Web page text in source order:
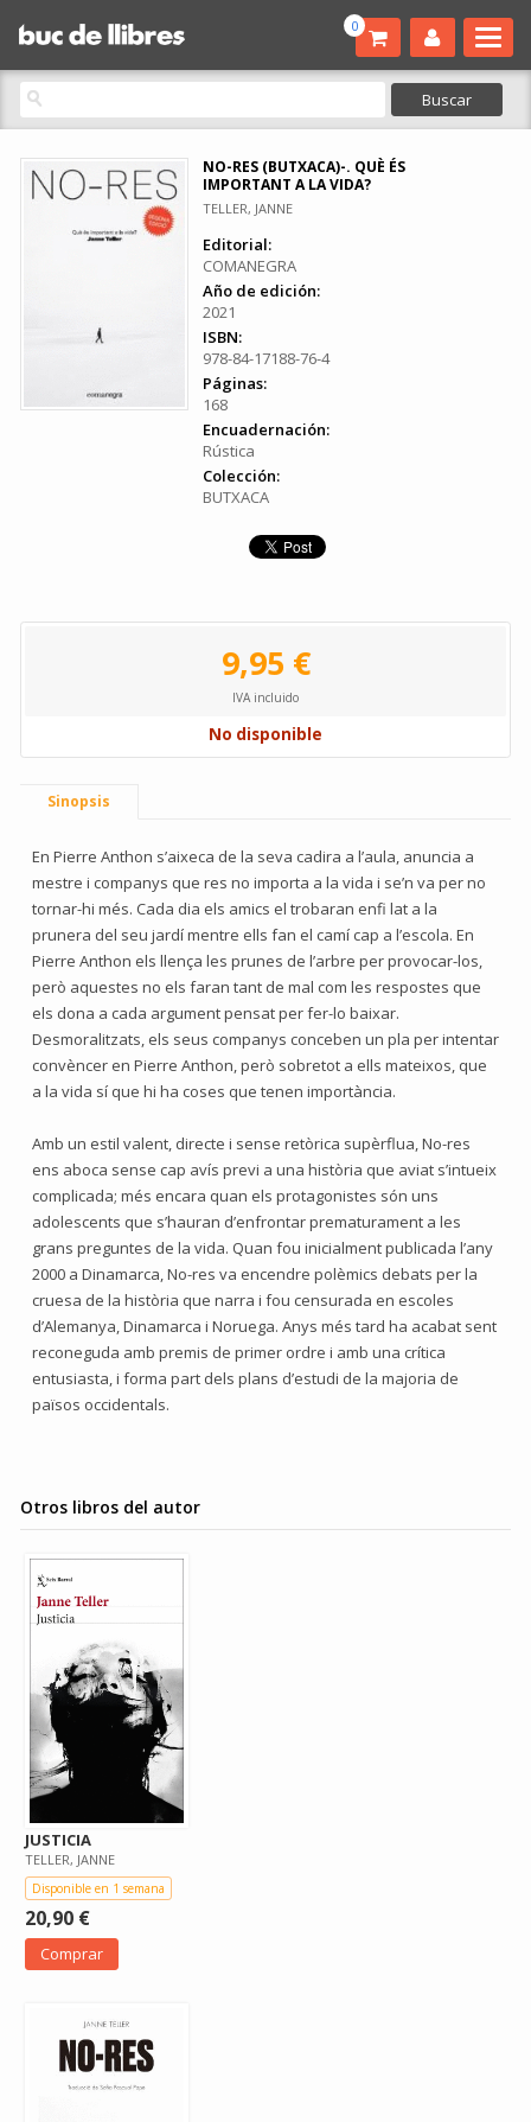
0
NO-RES (BUTXACA)-. QUÈ ÉS
IMPORTANT A LA VIDA?
TELLER, JANNE
Editorial:
COMANEGRA
Año de edición:
2021
ISBN:
978-84-17188-76-4
Páginas:
168
Encuadernación:
Rústica
Colección:
BUTXACA
9,95 €
IVA incluido
No disponible
Sinopsis
En Pierre Anthon s’aixeca de la seva cadira a l’aula, anuncia a
mestre i companys que res no importa a la vida i se’n va per no
tornar-hi més. Cada dia els amics el trobaran enfi lat a la
prunera del seu jardí mentre ells fan el camí cap a l’escola. En
Pierre Anthon els llença les prunes de l’arbre per provocar-los,
però aquestes no els faran tant de mal com les respostes que
els dona a cada argument pensat per fer-lo baixar.
Desmoralitzats, els seus companys conceben un pla per intentar
convèncer en Pierre Anthon, però sobretot a ells mateixos, que
a la vida sí que hi ha coses que tenen importància.
Amb un estil valent, directe i sense retòrica supèrflua, No-res
ens aboca sense cap avís previ a una història que aviat s’intueix
complicada; més encara quan els protagonistes són uns
adolescents que s’hauran d’enfrontar prematurament a les
grans preguntes de la vida. Quan fou inicialment publicada l’any
2000 a Dinamarca, No-res va encendre polèmics debats per la
cruesa de la història que narra i fou censurada en escoles
d’Alemanya, Dinamarca i Noruega. Anys més tard ha acabat sent
reconeguda amb premis de primer ordre i amb una crítica
entusiasta, i forma part dels plans d’estudi de la majoria de
països occidentals.
Otros libros del autor
JUSTICIA
TELLER, JANNE
Disponible en 1 semana
20,90 €
Comprar